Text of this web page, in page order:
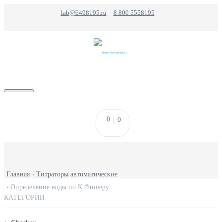
lab@6498195.ru 8 800 5558195
CHECKER
0 0
Главная
Титраторы автоматические
Определение воды по К.Фишеру
КАТЕГОРИИ